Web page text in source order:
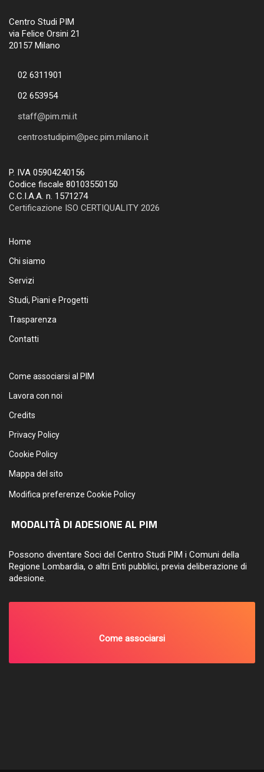
Centro Studi PIM
via Felice Orsini 21
20157 Milano
02 6311901
02 653954
staff@pim.mi.it
centrostudipim@pec.pim.milano.it
P. IVA 05904240156
Codice fiscale 80103550150
C.C.I.A.A. n. 1571274
Certificazione ISO CERTIQUALITY 2026
Home
Chi siamo
Servizi
Studi, Piani e Progetti
Trasparenza
Contatti
Come associarsi al PIM
Lavora con noi
Credits
Privacy Policy
Cookie Policy
Mappa del sito
Modifica preferenze Cookie Policy
MODALITÀ DI ADESIONE AL PIM
Possono diventare Soci del Centro Studi PIM i Comuni della
Regione Lombardia, o altri Enti pubblici, previa deliberazione di
adesione.
Come associarsi